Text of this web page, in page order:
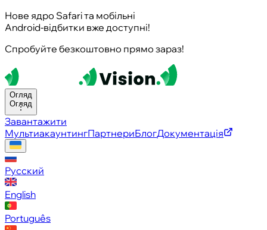
Нове ядро Safari та мобільні
Android-відбитки вже доступні!
Спробуйте безкоштовно прямо зараз!
Огляд
Огляд
Завантажити
МультиакаунтингПартнериБлогДокументація
Русский
English
Português